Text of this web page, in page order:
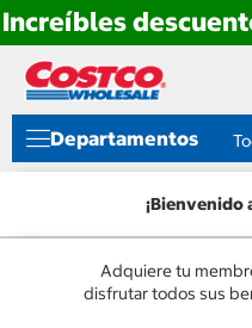
Increíbles
directo
contenido
directo
menú
navegación
Departamentos
¡Bienvenido
Adquiere tu
disfrutar todos sus